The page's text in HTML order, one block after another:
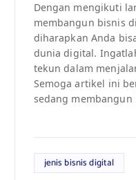
Dengan mengikuti
membangun bisnis
diharapkan Anda
dunia digital.
tekun dalam
Semoga artikel ini
sedang
jenis bisnis digital